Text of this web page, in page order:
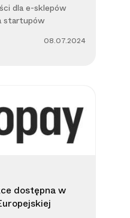
dla e-sklepów
startupów
08.07.2024
dostępna w